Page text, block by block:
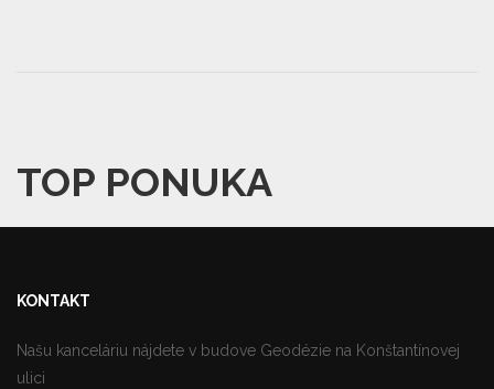
TOP PONUKA
KONTAKT
Našu kanceláriu nájdete v budove Geodézie na Konštantínovej
ulici